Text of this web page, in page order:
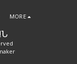
MORE